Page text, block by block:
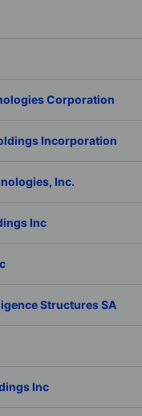
Corporation
Incorporation
Inc.
Inc
Structures SA
Inc